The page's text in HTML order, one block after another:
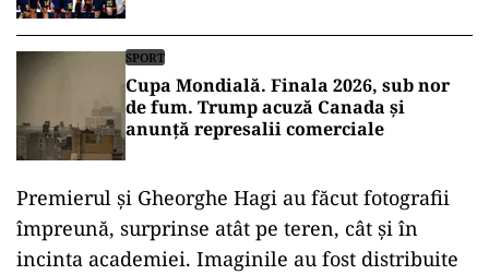
SPORT
Cupa Mondială. Finala 2026, sub nor
de fum. Trump acuză Canada și
anunță represalii comerciale
Premierul și Gheorghe Hagi au făcut fotografii
împreună, surprinse atât pe teren, cât și în
incinta academiei. Imaginile au fost distribuite